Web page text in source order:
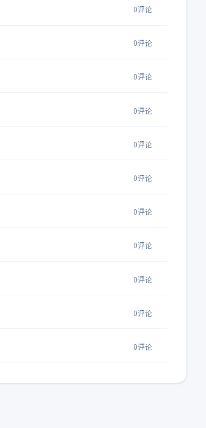
0评论
0评论
0评论
0评论
0评论
0评论
0评论
0评论
0评论
0评论
0评论